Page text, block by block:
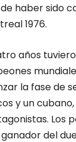
haber sido
1976.
años
la fase de
y un
Los
del